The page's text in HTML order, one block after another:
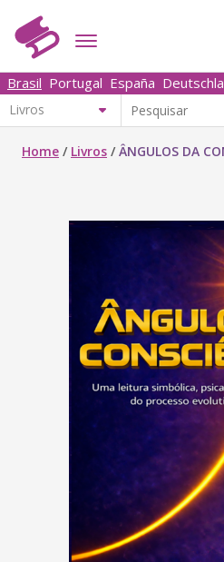
Brasil Portugal España
Home / Livros /ÂNGULOS DA